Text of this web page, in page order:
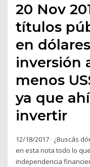
20 Nov
títulos
en
inversión
menos
ya que
invertir
12/18/2017 · ¿Buscás
en esta nota todo lo
independencia